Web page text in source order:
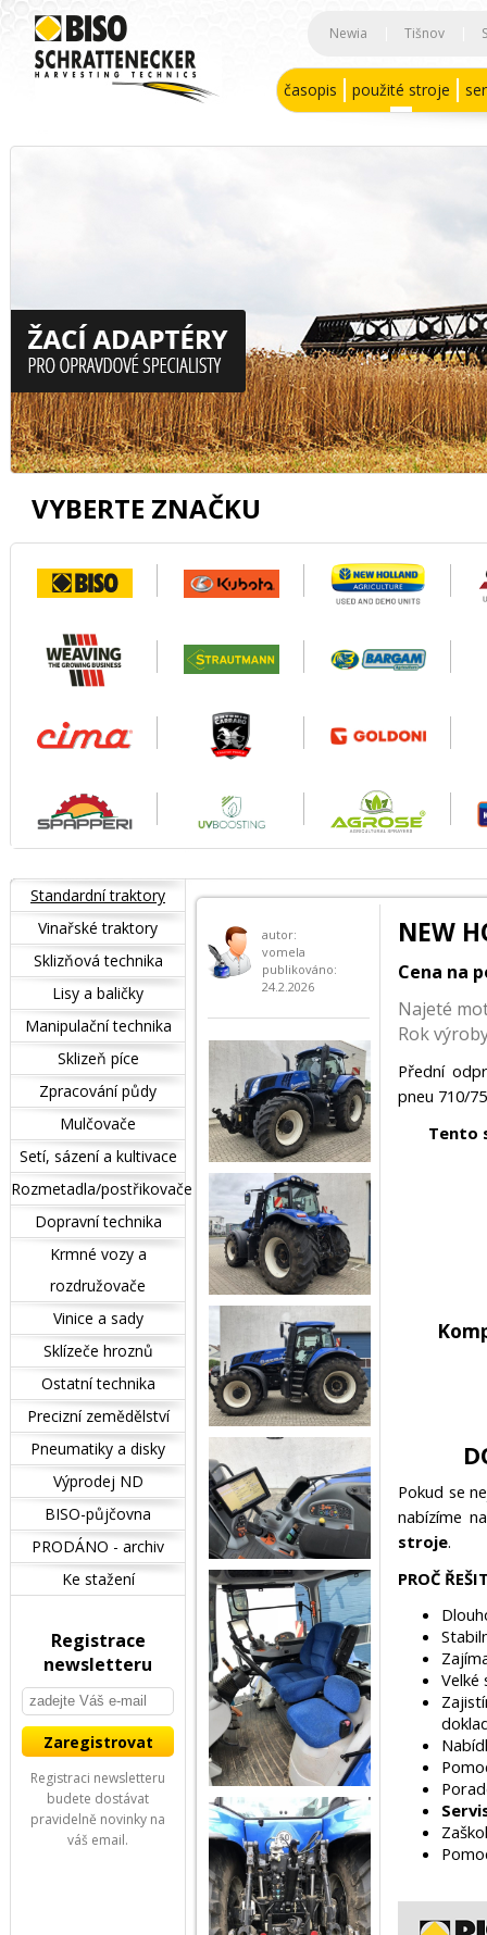
Newia Tišnov
časopis použité stroje
VYBERTE ZNAČKU
autor:
vomela
publikováno:
24.2.2026
NEW
Cena na
Najeté
Rok
Přední
pneu 710/
Tento
Pokud se
nabízíme
stroje.
PROČ
Velké
Standardní traktory
Vinařské traktory
Sklizňová technika
Lisy a baličky
Manipulační technika
Sklizeň píce
Zpracování půdy
Mulčovače
Setí, sázení a kultivace
Rozmetadla/postřikovače
Dopravní technika
Krmné vozy a
rozdružovače
Vinice a sady
Sklízeče hroznů
Ostatní technika
Precizní zemědělství
Pneumatiky a disky
Výprodej ND
BISO-půjčovna
PRODÁNO - archiv
Ke stažení
Registrace
newsletteru
Registraci newsletteru
budete dostávat
pravidelně novinky na
váš email.